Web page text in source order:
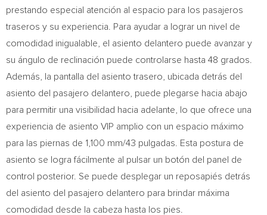
prestando especial atención al espacio para los pasajeros
traseros y su experiencia. Para ayudar a lograr un nivel de
comodidad inigualable, el asiento delantero puede avanzar y
su ángulo de reclinación puede controlarse hasta 48 grados.
Además, la pantalla del asiento trasero, ubicada detrás del
asiento del pasajero delantero, puede plegarse hacia abajo
para permitir una visibilidad hacia adelante, lo que ofrece una
experiencia de asiento VIP amplio con un espacio máximo
para las piernas de 1,100 mm/43 pulgadas. Esta postura de
asiento se logra fácilmente al pulsar un botón del panel de
control posterior. Se puede desplegar un reposapiés detrás
del asiento del pasajero delantero para brindar máxima
comodidad desde la cabeza hasta los pies.